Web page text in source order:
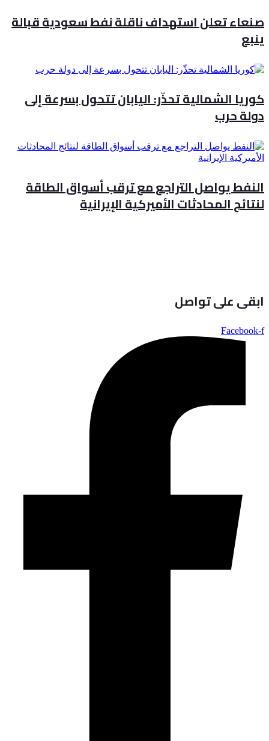
صنعاء تعلن استهداف ناقلة نفط سعودية قبالة
ينبع
كوريا الشمالية تحذّر: اليابان تتحول بسرعة إلى
دولة حرب
النفط يواصل التراجع مع ترقب أسواق الطاقة
لنتائج المحادثات الأميركية الإيرانية
ابقى على تواصل
Facebook-f